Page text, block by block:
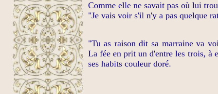
Comme elle ne savait pas où lui
"Je vais voir s'il n'y a pas quelque
"Tu as raison dit sa marraine va
La fée en prit un d'entre les trois, à
ses habits couleur doré.